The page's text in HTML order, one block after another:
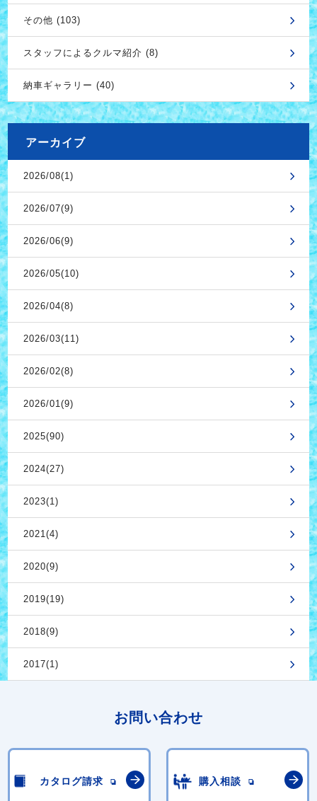
その他 (103)
スタッフによるクルマ紹介 (8)
納車ギャラリー (40)
アーカイブ
2026/08(1)
2026/07(9)
2026/06(9)
2026/05(10)
2026/04(8)
2026/03(11)
2026/02(8)
2026/01(9)
2025(90)
2024(27)
2023(1)
2021(4)
2020(9)
2019(19)
2018(9)
2017(1)
お問い合わせ
カタログ請求 購入相談